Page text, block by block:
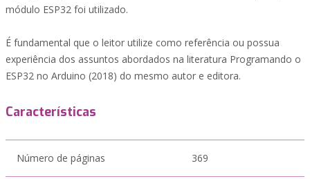
módulo ESP32 foi utilizado.
É fundamental que o leitor utilize como referência ou possua
experiência dos assuntos abordados na literatura Programando o
ESP32 no Arduino (2018) do mesmo autor e editora.
Características
Número de páginas 369